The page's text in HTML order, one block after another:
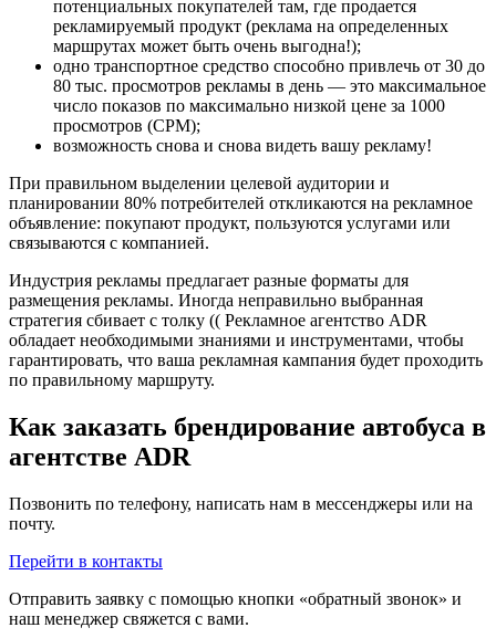
потенциальных покупателей там, где продается
рекламируемый продукт (реклама на определенных
маршрутах может быть очень выгодна!);
одно транспортное средство способно привлечь от 30 до
80 тыс. просмотров рекламы в день — это максимальное
число показов по максимально низкой цене за 1000
просмотров (CPM);
возможность снова и снова видеть вашу рекламу!
При правильном выделении целевой аудитории и
планировании 80% потребителей откликаются на рекламное
объявление: покупают продукт, пользуются услугами или
связываются с компанией.
Индустрия рекламы предлагает разные форматы для
размещения рекламы. Иногда неправильно выбранная
стратегия сбивает с толку (( Рекламное агентство ADR
обладает необходимыми знаниями и инструментами, чтобы
гарантировать, что ваша рекламная кампания будет проходить
по правильному маршруту.
Как заказать брендирование автобуса в
агентстве ADR
Позвонить по телефону, написать нам в мессенджеры или на
почту.
Перейти в контакты
Отправить заявку с помощью кнопки «обратный звонок» и
наш менеджер свяжется с вами.